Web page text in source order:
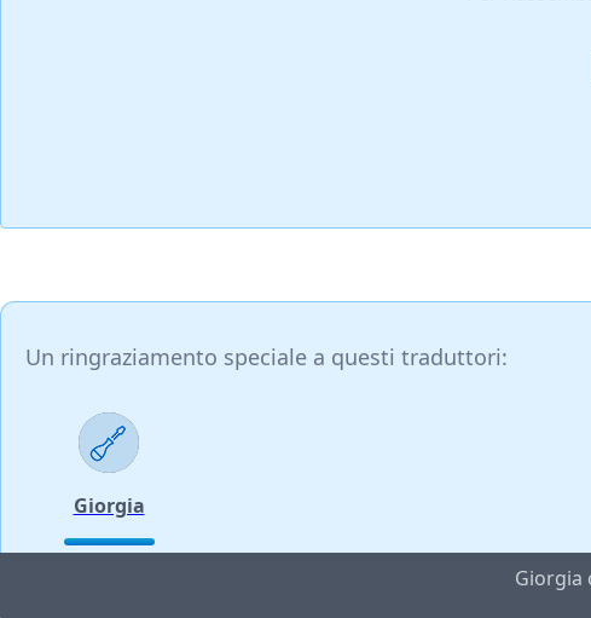
Un ringraziamento speciale a questi traduttori:
Giorgia
Giorgia